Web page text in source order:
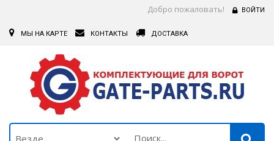
Добро пожаловать! ВОЙТИ
МЫ НА КАРТЕ КОНТАКТЫ ДОСТАВКА